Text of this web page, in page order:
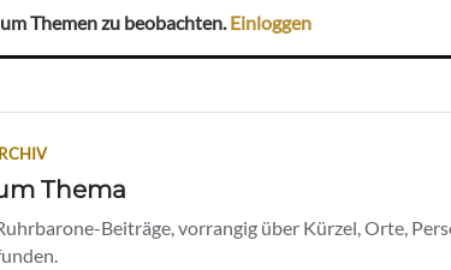
Themen zu beobachten.Einloggen
Thema
Beiträge, vorrangig über Kürzel, Orte,